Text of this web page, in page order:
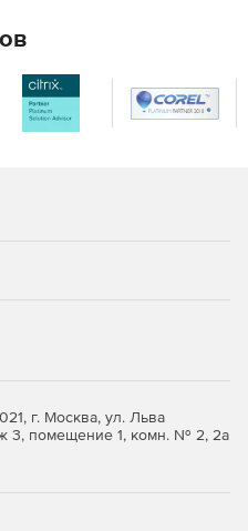
копии всех объектов
Online), таких как
календаря, контакты,
и задачи.
г. Москва, ул. Льва
3, помещение 1, комн. № 2, 2а